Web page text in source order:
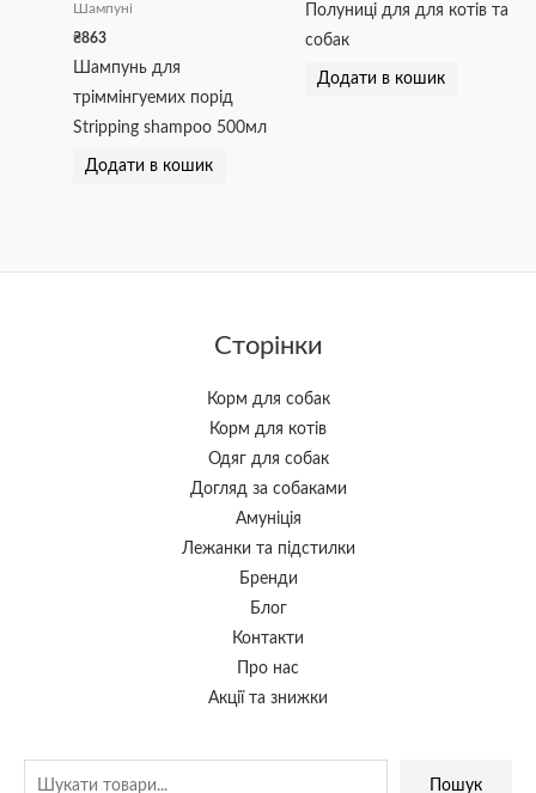
Шампуні
₴863
Шампунь для
тріммінгуемих порід
Stripping shampoo 500мл
Додати в кошик
Полуниці для для котів та
собак
Додати в кошик
Сторінки
Корм для собак
Корм для котів
Одяг для собак
Догляд за собаками
Амуніція
Лежанки та підстилки
Бренди
Блог
Контакти
Про нас
Акції та знижки
Пошук